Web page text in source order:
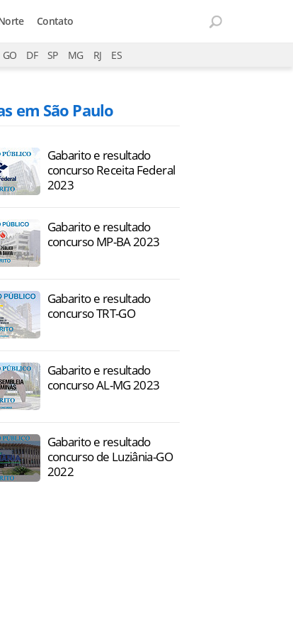
Contato
GO DF SP MG RJ ES
em São Paulo
Gabarito e resultado
concurso Receita Federal
2023
Gabarito e resultado
concurso MP-BA 2023
Gabarito e resultado
concurso TRT-GO
Gabarito e resultado
concurso AL-MG 2023
Gabarito e resultado
concurso de Luziânia-GO
2022